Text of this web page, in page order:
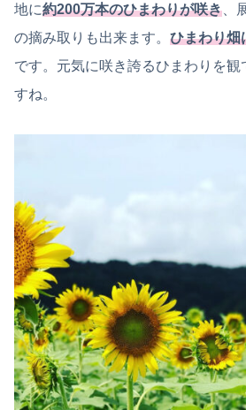
地に約200万本のひまわりが咲き 、
の摘み取りも出来ます。 ひまわり畑
です。元気に咲き誇るひまわりを観
すね。